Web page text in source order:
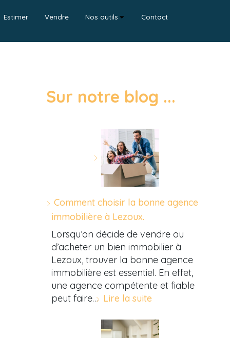
Estimer Vendre Nos outils Contact
Sur notre blog ...
Comment choisir la bonne agence
immobilière à Lezoux.
Lorsqu’on décide de vendre ou
d’acheter un bien immobilier à
Lezoux, trouver la bonne agence
immobilière est essentiel. En effet,
une agence compétente et fiable
peut faire… Lire la suite